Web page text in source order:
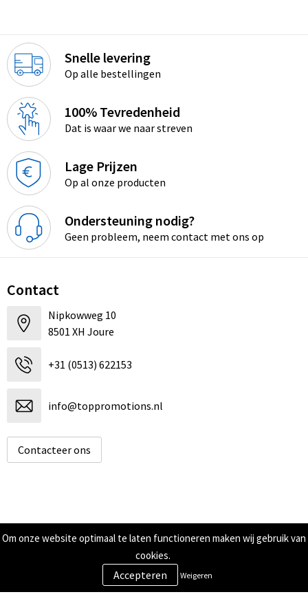
Snelle levering
Op alle bestellingen
100% Tevredenheid
Dat is waar we naar streven
Lage Prijzen
Op al onze producten
Ondersteuning nodig?
Geen probleem, neem contact met ons op
Contact
Nipkowweg 10
8501 XH Joure
+31 (0513) 622153
info@toppromotions.nl
Contacteer ons
Informatie
Om onze website optimaal te laten functioneren maken wij gebruik van
cookies.
Weigeren